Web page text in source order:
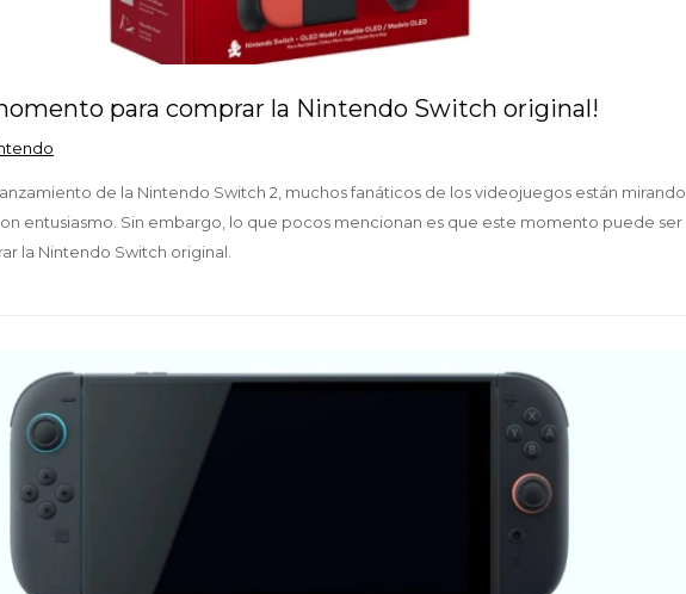
para comprar la Nintendo Switch original!
de la Nintendo Switch 2, muchos fanáticos de los videojuegos están mirando
entusiasmo. Sin embargo, lo que pocos mencionan es que este momento puede ser
la Nintendo Switch original.